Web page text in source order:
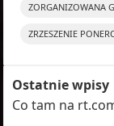
ZORGANIZOWANA
ZRZESZENIE
Ostatnie wpisy
Co tam na